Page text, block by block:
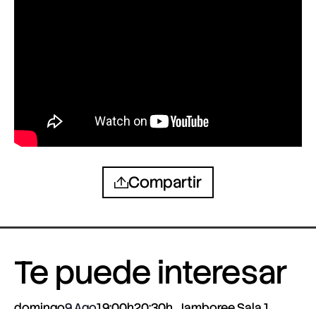
Compartir
Te puede interesar